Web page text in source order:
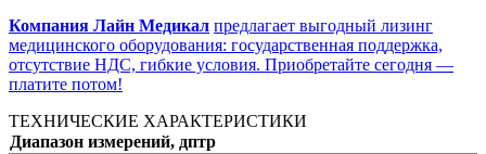
Компания Лайн Медикал предлагает выгодный лизинг
медицинского оборудования: государственная поддержка,
отсутствие НДС, гибкие условия. Приобретайте сегодня —
платите потом!
ТЕХНИЧЕСКИЕ ХАРАКТЕРИСТИКИ
Диапазон измерений, дптр